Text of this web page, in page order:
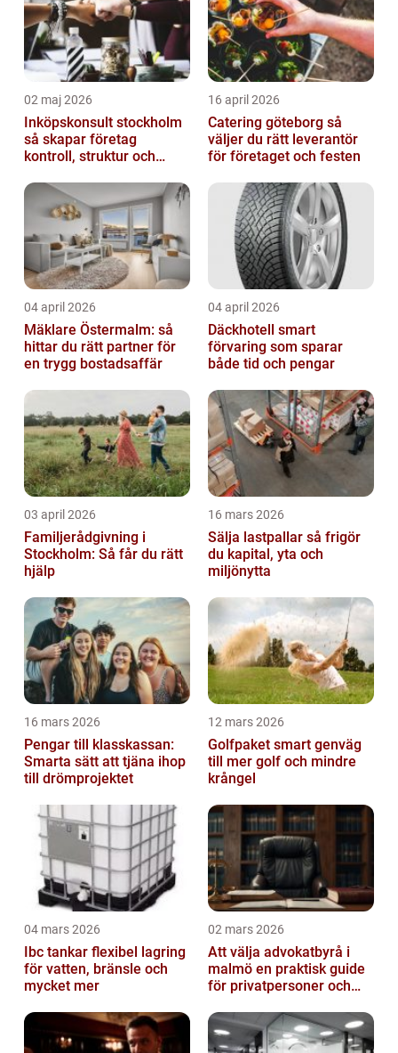
02 maj 2026
Inköpskonsult stockholm
så skapar företag
kontroll, struktur och
16 april 2026
Catering göteborg så
väljer du rätt leverantör
för företaget och festen
04 april 2026
Mäklare Östermalm: så
hittar du rätt partner för
en trygg bostadsaffär
04 april 2026
Däckhotell smart
förvaring som sparar
både tid och pengar
03 april 2026
Familjerådgivning i
Stockholm: Så får du rätt
hjälp
16 mars 2026
Sälja lastpallar så frigör
du kapital, yta och
miljönytta
16 mars 2026
Pengar till klasskassan:
Smarta sätt att tjäna ihop
till drömprojektet
12 mars 2026
Golfpaket smart genväg
till mer golf och mindre
krångel
04 mars 2026
Ibc tankar flexibel lagring
för vatten, bränsle och
mycket mer
02 mars 2026
Att välja advokatbyrå i
malmö en praktisk guide
för privatpersoner och